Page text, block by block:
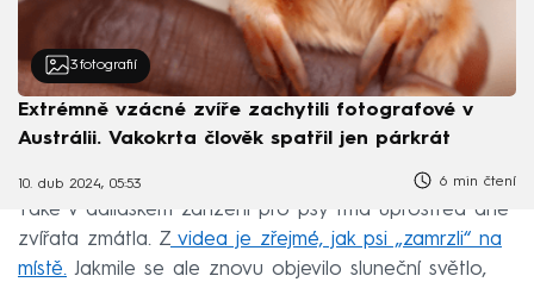
3 fotografií
Extrémně vzácné zvíře zachytili fotografové v
Austrálii. Vakokrta člověk spatřil jen párkrát
10. dub 2024, 05:53 6 min čtení
Také v dallaském zařízení pro psy tma uprostřed dne
zvířata zmátla. Z videa je zřejmé, jak psi „zamrzli“ na
místě. Jakmile se ale znovu objevilo sluneční světlo,